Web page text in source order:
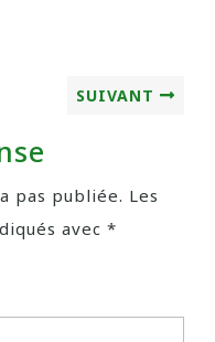
SUIVANT
pas publiée. Les
avec *